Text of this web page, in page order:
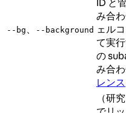
--bg 、 --background
ID と
み合
ェル
て実行
の
み合
レンス
（研